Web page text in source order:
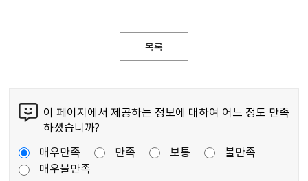
목록
이 페이지에서 제공하는 정보에 대하여 어느 정도 만족
하셨습니까?
매우만족
만족 보통
불만족
매우불만족